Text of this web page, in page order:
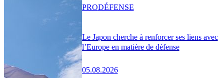
Le Japon cherche à renforcer ses liens avec
l’Europe en matière de défense
05.08.2026
PRODÉFENSE